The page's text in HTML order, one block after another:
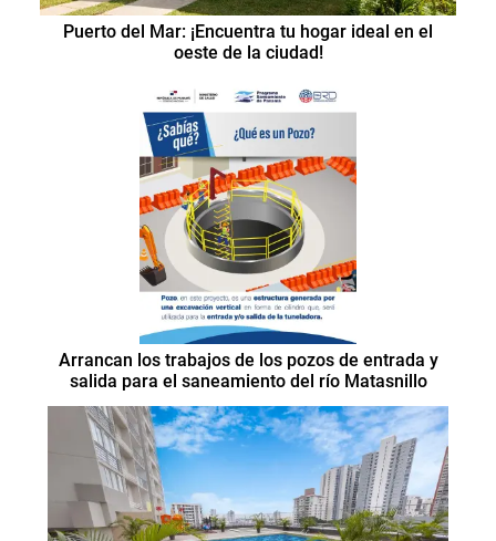
Puerto del Mar: ¡Encuentra tu hogar ideal en el
oeste de la ciudad!
Arrancan los trabajos de los pozos de entrada y
salida para el saneamiento del río Matasnillo